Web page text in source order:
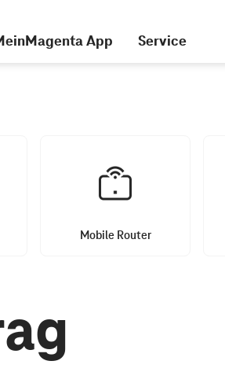
App Service
Mobile Router